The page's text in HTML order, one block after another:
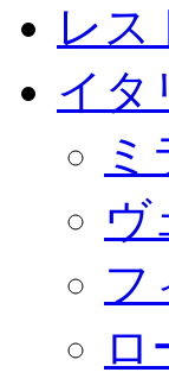
レス
イタ
ミ
ヴ
フ
ロ